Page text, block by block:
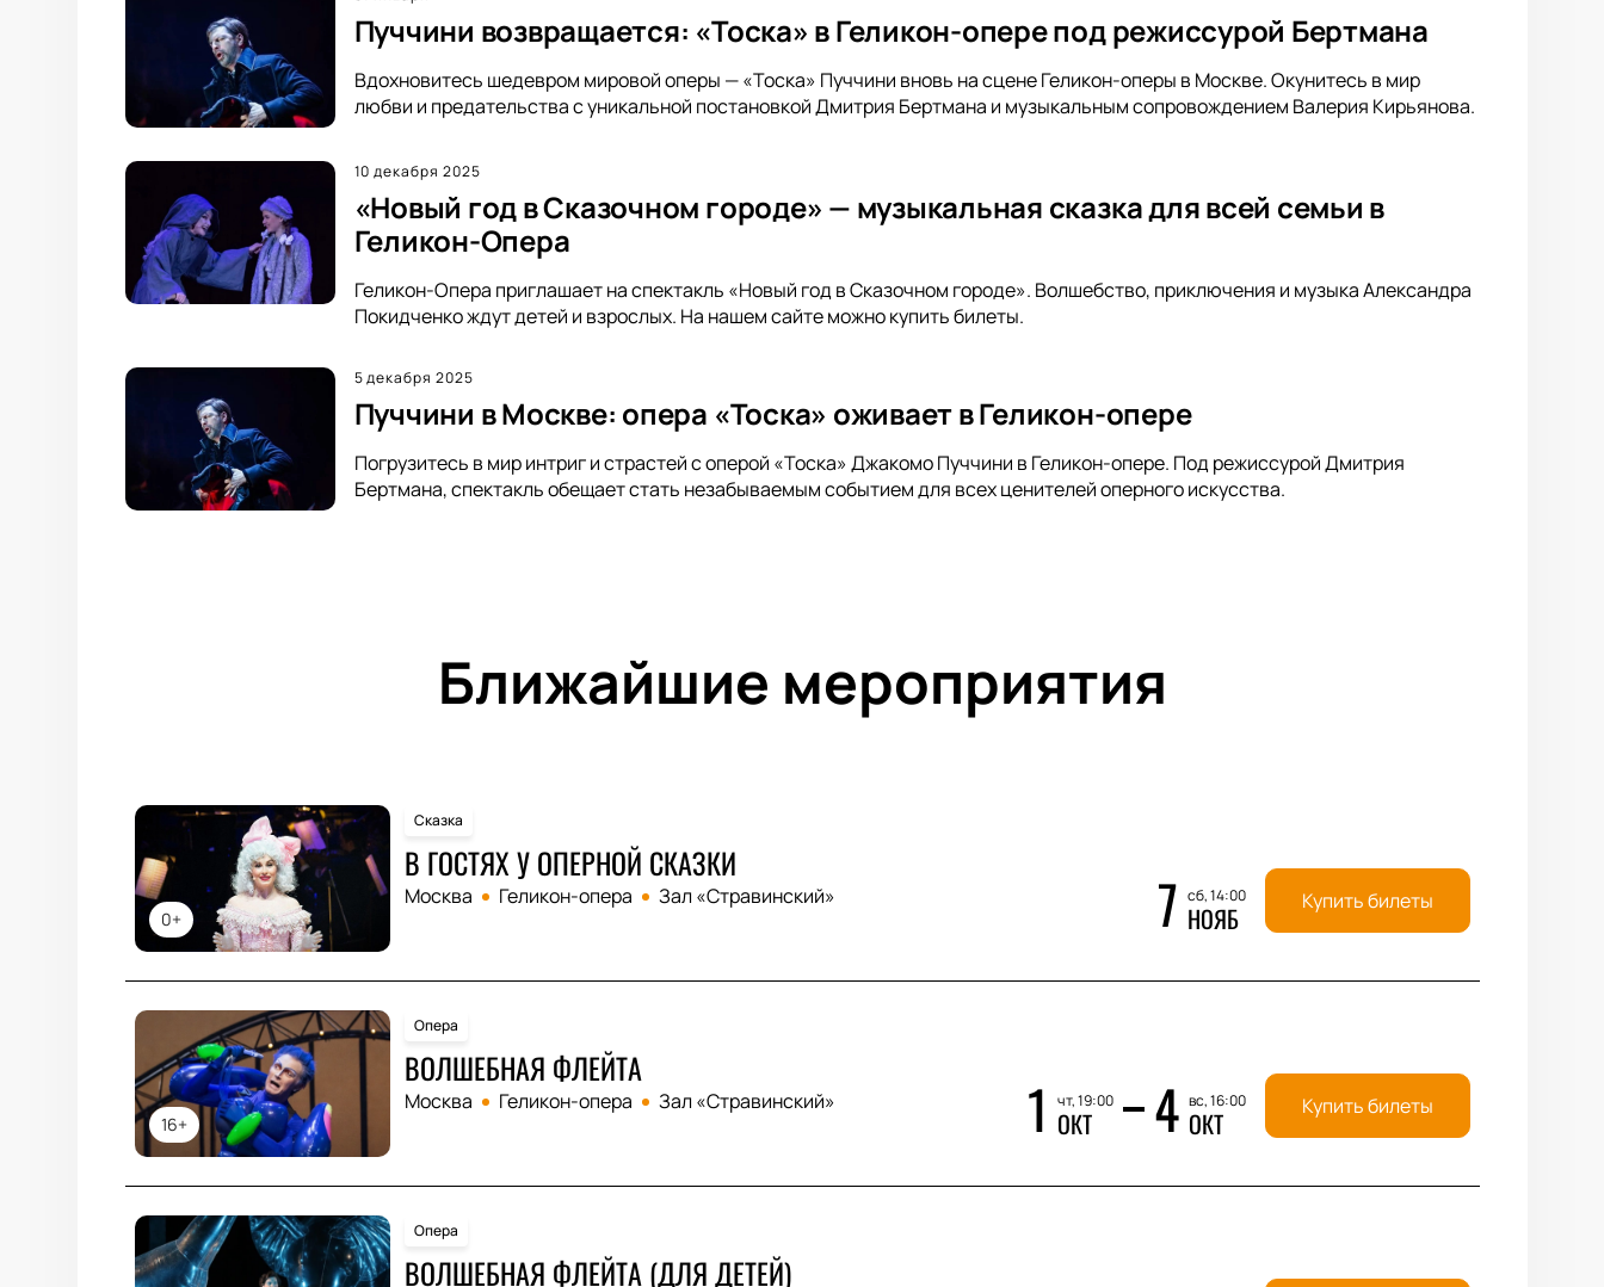
Пуччини возвращается: «Тоска» в Геликон-опере под режиссурой Бертмана
Вдохновитесь шедевром мировой оперы — «Тоска» Пуччини вновь на сцене Геликон-оперы в Москве. Окунитесь в мир
любви и предательства с уникальной постановкой Дмитрия Бертмана и музыкальным сопровождением Валерия Кирьянова.
10 декабря 2025
«Новый год в Сказочном городе» — музыкальная сказка для всей семьи в
Геликон-Опера
Геликон-Опера приглашает на спектакль «Новый год в Сказочном городе». Волшебство, приключения и музыка Александра
Покидченко ждут детей и взрослых. На нашем сайте можно купить билеты.
5 декабря 2025
Пуччини в Москве: опера «Тоска» оживает в Геликон-опере
Погрузитесь в мир интриг и страстей с оперой «Тоска» Джакомо Пуччини в Геликон-опере. Под режиссурой Дмитрия
Бертмана, спектакль обещает стать незабываемым событием для всех ценителей оперного искусства.
Ближайшие мероприятия
0+
Сказка
В ГОСТЯХ У ОПЕРНОЙ СКАЗКИ
Москва Геликон-опера Зал «Стравинский» 7 сб, 14:00
НОЯБ Купить билеты
16+
Опера
ВОЛШЕБНАЯ ФЛЕЙТА
Москва Геликон-опера Зал «Стравинский» 1 чт, 19:00
ОКТ 4 вс, 16:00
ОКТ Купить билеты
Опера
ВОЛШЕБНАЯ ФЛЕЙТА (ДЛЯ ДЕТЕЙ)